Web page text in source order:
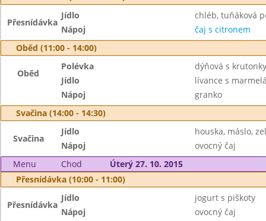
Přesnídávka
Jídlo
chléb, tuňáková
Nápoj
čaj s citronem
Oběd (11:00 - 14:00)
Oběd
Polévka
dýňová s krutonky
Jídlo
lívance s
Nápoj
granko
Svačina (14:00 - 14:30)
Svačina
Jídlo
houska, máslo,
Nápoj
ovocný čaj
Menu
Chod
Úterý 27. 10. 2015
Přesnídávka (10:00 - 11:00)
Přesnídávka
Jídlo
jogurt s piškoty
Nápoj
ovocný čaj